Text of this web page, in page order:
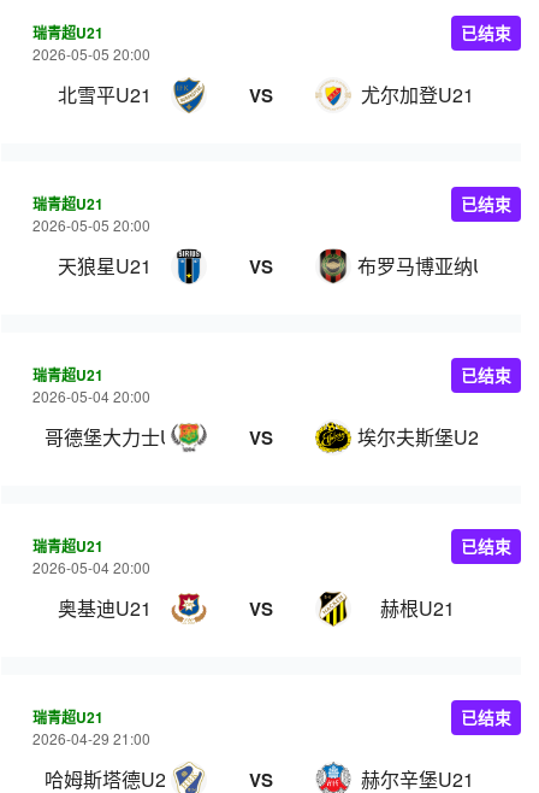
瑞青超U21
2026-05-05 20:00
北雪平U21 VS 尤尔加登U21
已结束
瑞青超U21
2026-05-05 20:00
天狼星U21 VS 布罗马博亚纳U21
已结束
瑞青超U21
2026-05-04 20:00
哥德堡大力士U21 VS 埃尔夫斯堡U21
已结束
瑞青超U21
2026-05-04 20:00
奥基迪U21 VS 赫根U21
已结束
瑞青超U21
2026-04-29 21:00
哈姆斯塔德U21 VS 赫尔辛堡U21
已结束